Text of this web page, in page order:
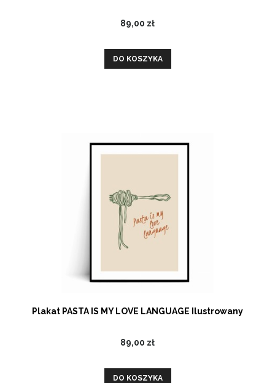
89,00 zł
DO KOSZYKA
Plakat PASTA IS MY LOVE LANGUAGE Ilustrowany
89,00 zł
DO KOSZYKA